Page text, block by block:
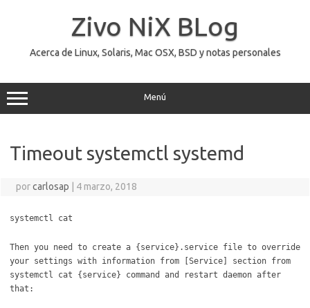
Zivo NiX BLog
Acerca de Linux, Solaris, Mac OSX, BSD y notas personales
Menú
Timeout systemctl systemd
porcarlosap 4 marzo, 2018
systemctl cat
Then you need to create a {service}.service file to override
your settings with information from [Service] section from
systemctl cat {service} command and restart daemon after
that: